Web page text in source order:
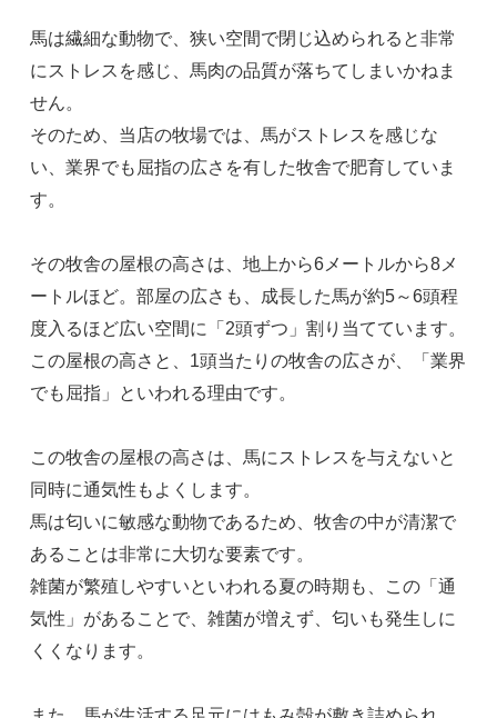
馬は繊細な動物で、狭い空間で閉じ込められると非常
にストレスを感じ、馬肉の品質が落ちてしまいかねま
せん。
そのため、当店の牧場では、馬がストレスを感じな
い、業界でも屈指の広さを有した牧舎で肥育していま
す。
その牧舎の屋根の高さは、地上から6メートルから8メ
ートルほど。部屋の広さも、成長した馬が約5～6頭程
度入るほど広い空間に「2頭ずつ」割り当てています。
この屋根の高さと、1頭当たりの牧舎の広さが、「業界
でも屈指」といわれる理由です。
この牧舎の屋根の高さは、馬にストレスを与えないと
同時に通気性もよくします。
馬は匂いに敏感な動物であるため、牧舎の中が清潔で
あることは非常に大切な要素です。
雑菌が繁殖しやすいといわれる夏の時期も、この「通
気性」があることで、雑菌が増えず、匂いも発生しに
くくなります。